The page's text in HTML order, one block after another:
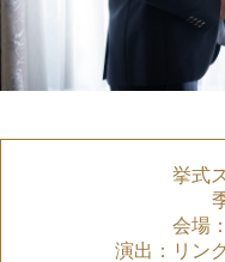
挙式
会場
演出：リン